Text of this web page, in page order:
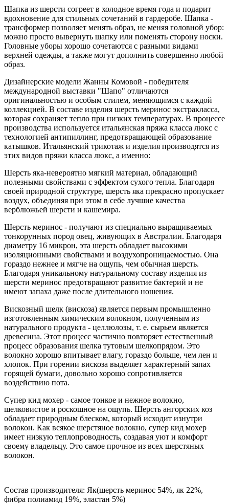
Шапка из шерсти согреет в холодное время года и подарит
вдохновение для стильных сочетаний в гардеробе. Шапка -
трансформер позволяет менять образ, не меняя головной убор:
можно просто вывернуть шапку или поменять сторону носки.
Головные уборы хорошо сочетаются с разными видами
верхней одежды, а также могут дополнить совершенно любой
образ.
Дизайнерские модели Жанны Комовой - победителя
международной выставки "Шапо" отличаются
оригинальностью и особым стилем, меняющимся с каждой
коллекцией. В составе изделия шерсть меринос экстракласса,
которая сохраняет тепло при низких температурах. В процессе
производства используется итальянская пряжа класса люкс с
технологией антипиллинг, предотвращающей образование
катышков. Итальянский трикотаж и изделия производятся из
этих видов пряжи класса люкс, а именно:
Шерсть яка-невероятно мягкий материал, обладающий
полезными свойствами с эффектом сухого тепла. Благодаря
своей природной структуре, шерсть яка прекрасно пропускает
воздух, объединяя при этом в себе лучшие качества
верблюжьей шерсти и кашемира.
Шерсть меринос - получают из специально выращиваемых
тонкорунных пород овец, живующих в Австралии. Благодаря
диаметру 16 микрон, эта шерсть обладает высокими
изоляционными свойствами и воздухопроницаемостью. Она
гораздо нежнее и мягче на ощупь, чем обычная шерсть.
Благодаря уникальному натуральному составу изделия из
шерсти меринос предотвращают развитие бактерий и не
имеют запаха даже после длительного ношения.
Вискозный шелк (вискоза) является первым промышленно
изготовленным химическим волокном, полученным из
натурального продукта - целлюлозы, т. е. сырьем является
древесина. Этот процесс частично повторяет естественный
процесс образования шелка тутовым шелкопрядом. Это
волокно хорошо впитывает влагу, гораздо больше, чем лен и
хлопок. При горении вискоза выделяет характерный запах
горящей бумаги, довольно хорошо сопротивляется
воздействию пота.
Супер кид мохер - самое тонкое и нежное волокно,
шелковистое и роскошное на ощупь. Шерсть ангорских коз
обладает природным блеском, который исходит изнутри
волокон. Как всякое шерстяное волокно, супер кид мохер
имеет низкую теплопроводность, создавая уют и комфорт
своему владельцу. Это самое прочное из всех шерстяных
волокон.
Состав производителя: Як(шерсть меринос 54%, як 22%,
фибра полиамид 19%, эластан 5%)